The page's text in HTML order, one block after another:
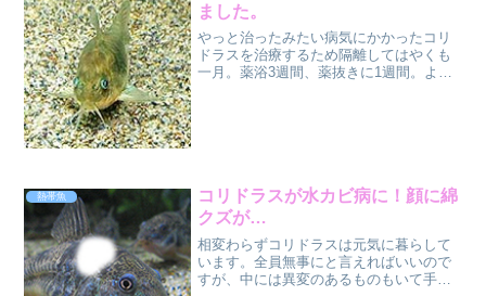
ました。
やっと治ったみたい病気にかかったコリ
ドラスを治療するため隔離してはやくも
一月。薬浴3週間、薬抜きに1週間。よう
熱帯魚
コリドラスが水カビ病に！顔に綿
クズが…
相変わらずコリドラスは元気に暮らして
います。全員無事にと言えればいいので
すが、中には異変のあるものもいて手間